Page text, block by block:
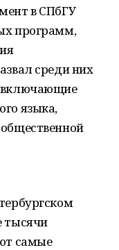
в СПбГУ
программ,
среди них
включающие
языка,
тысячи
самые